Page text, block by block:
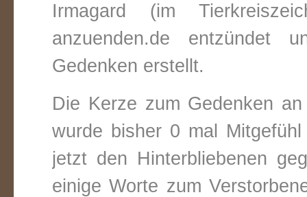
Irmagard (im
anzuenden.de entzündet
Gedenken erstellt.
Die Kerze zum Gedenken
wurde bisher 0 mal
jetzt den Hinterbliebenen
einige Worte zum